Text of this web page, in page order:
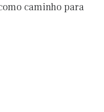
caminho para